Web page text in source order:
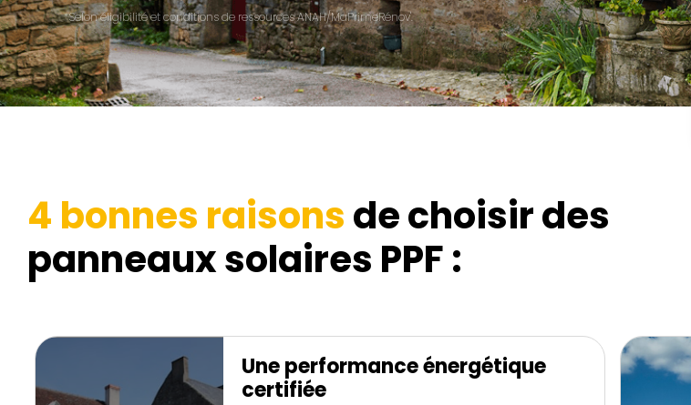
*Selon éligibilité et conditions de ressources ANAH/MaPrimeRénov'.
4 bonnes raisonsde choisir des
panneaux solaires PPF :
Une performance énergétique
certifiée